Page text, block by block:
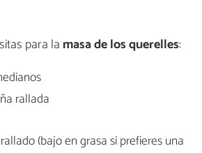
para la masa de los querelles:
rallada
(bajo en grasa si prefieres una